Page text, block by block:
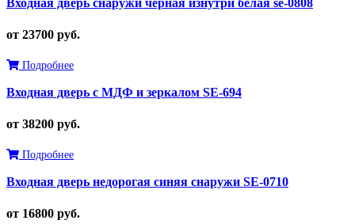
от 23700 руб.
Подробнее
Входная дверь с МДФ и зеркалом SE-694
от 38200 руб.
Подробнее
Входная дверь недорогая синяя снаружи SE-0710
от 16800 руб.